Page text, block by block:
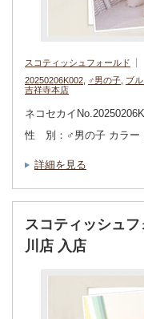
スコティッシュフォールド
20250206K002, ♂男の子, ブ
吉祥寺本店
ネコセカイ
性 別：♂男の子 カラー
詳細を見る
スコティッシュ
川店 入店